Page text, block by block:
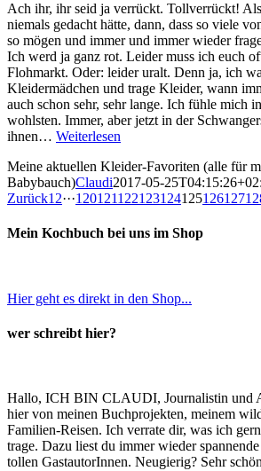
Ach ihr, ihr seid ja verrückt. Tollverrückt!
niemals gedacht hätte, dann, dass so viele
so mögen und immer und immer wieder
Ich werd ja ganz rot. Leider muss ich euch
Flohmarkt. Oder: leider uralt. Denn ja, ich
Kleidermädchen und trage Kleider, wann
auch schon sehr, sehr lange. Ich fühle mich
wohlsten. Immer, aber jetzt in der
ihnen… Weiterlesen
Meine aktuellen Kleider-Favoriten (alle für
Babybauch)Claudi2017-05-
Zurück1 2···120121122123124125126127
Mein Kochbuch bei uns im Shop
Hier geht es direkt in den Shop...
wer schreibt hier?
Hallo, ICH BIN CLAUDI, Journalistin und
hier von meinen Buchprojekten, meinem
Familien-Reisen. Ich verrate dir, was ich
trage. Dazu liest du immer wieder
tollen GastautorInnen. Neugierig? Sehr